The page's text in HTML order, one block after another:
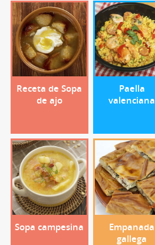
Receta de Sopa
de ajo
Paella
valenciana
Sopa campesina
Empanada
gallega